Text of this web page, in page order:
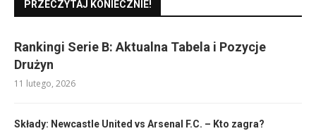
PRZECZYTAJ KONIECZNIE!
Rankingi Serie B: Aktualna Tabela i Pozycje
Drużyn
11 lutego, 2026
Składy: Newcastle United vs Arsenal F.C. – Kto zagra?